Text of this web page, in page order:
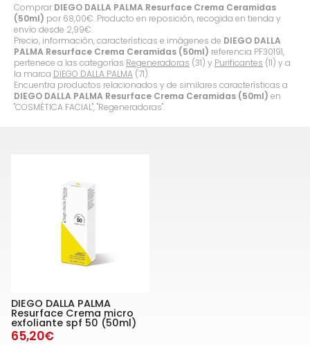
Comprar DIEGO DALLA PALMA Resurface Crema Ceramidas
(50ml) por 68,00€. Producto en reposición, recogida en tienda y
envío desde 2,99€.
Precio, información, características e imágenes de DIEGO DALLA
PALMA Resurface Crema Ceramidas (50ml) referencia PF30191,
pertenece a las categorías Regeneradoras (31) y Purificantes (11) y a
la marca DIEGO DALLA PALMA (71).
Encuentra productos relacionados y de similares características a
DIEGO DALLA PALMA Resurface Crema Ceramidas (50ml) en
"COSMÈTICA FACIAL", "Regeneradoras".
DIEGO DALLA PALMA
Resurface Crema micro
exfoliante spf 50 (50ml)
65,20€